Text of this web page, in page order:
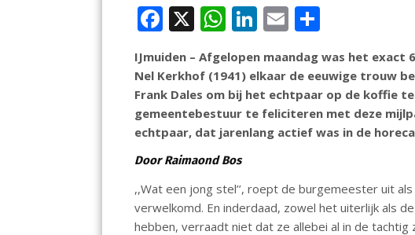
F
ac
e
b
o
o
k
X W
h
at
s
A
p
p
Li
n
k
e
dI
n
E
m
ai
l
e
n
IJmuiden – Afgelopen maandag was het exact
Nel Kerkhof (1941) elkaar de eeuwige trouw
Frank Dales om bij het echtpaar op de koffie
gemeentebestuur te feliciteren met deze
echtpaar, dat jarenlang actief was in de
Door Raimaond Bos
,,Wat een jong stel’’, roept de burgemeester uit
verwelkomd. En inderdaad, zowel het uiterlijk als
hebben, verraadt niet dat ze allebei al in de tachtig